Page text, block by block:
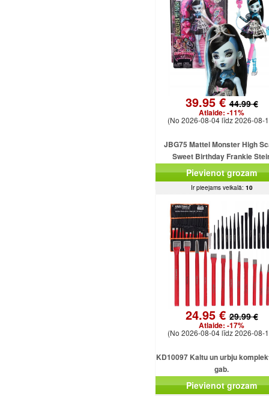
39.95 €44.99 €
Atlaide: -11%
(No 2026-08-04 līdz 2026-08-
JBG75 Mattel Monster High
Sweet Birthday Frankie
Pievienot grozam
Ir pieejams veikalā: 10
24.95 €29.99 €
Atlaide: -17%
(No 2026-08-04 līdz 2026-08-
KD10097 Kaltu un urbju
gab.
Pievienot grozam